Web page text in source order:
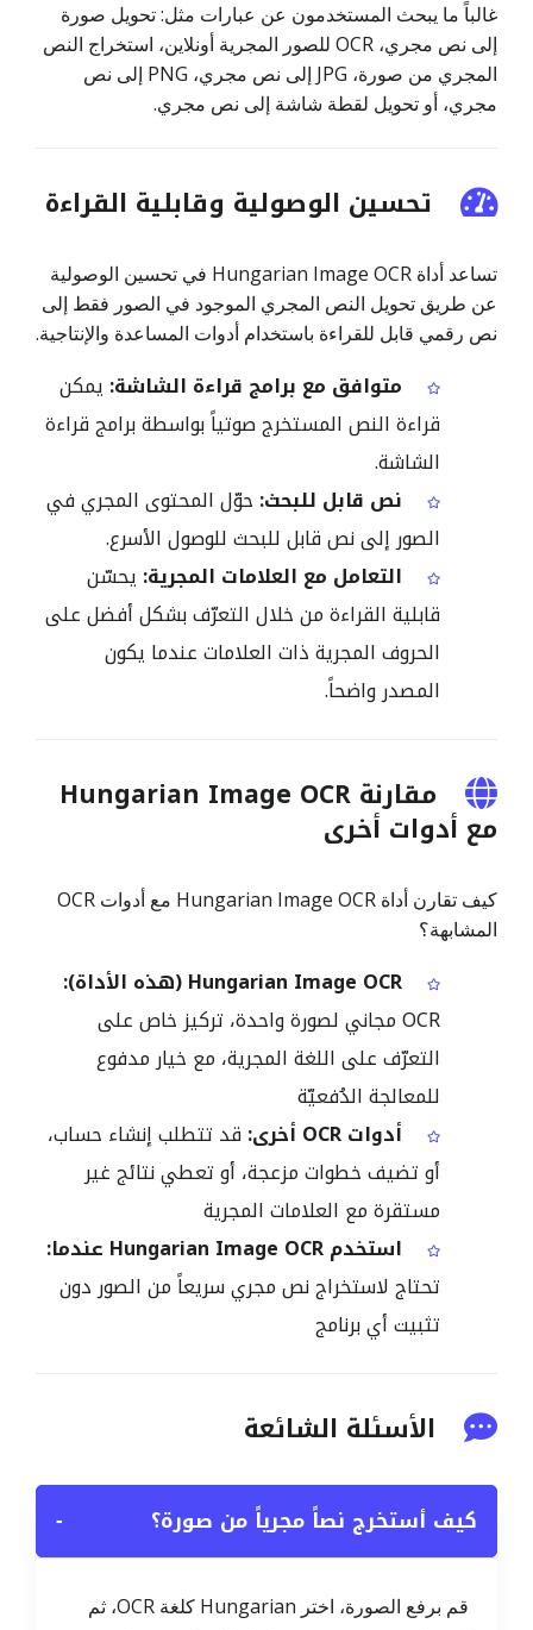
غالباً ما يبحث المستخدمون عن عبارات مثل: تحويل صورة
إلى نص مجري، OCR للصور المجرية أونلاين، استخراج النص
المجري من صورة، JPG إلى نص مجري، PNG إلى نص
مجري، أو تحويل لقطة شاشة إلى نص مجري.
تحسين الوصولية وقابلية القراءة
تساعد أداة Hungarian Image OCR في تحسين الوصولية
عن طريق تحويل النص المجري الموجود في الصور فقط إلى
نص رقمي قابل للقراءة باستخدام أدوات المساعدة والإنتاجية.
متوافق مع برامج قراءة الشاشة: يمكن
قراءة النص المستخرج صوتياً بواسطة برامج قراءة
الشاشة.
نص قابل للبحث: حوّل المحتوى المجري في
الصور إلى نص قابل للبحث للوصول الأسرع.
التعامل مع العلامات المجرية: يحسّن
قابلية القراءة من خلال التعرّف بشكل أفضل على
الحروف المجرية ذات العلامات عندما يكون
المصدر واضحاً.
مقارنة Hungarian Image OCR
مع أدوات أخرى
كيف تقارن أداة Hungarian Image OCR مع أدوات OCR
المشابهة؟
Hungarian Image OCR (هذه الأداة):
OCR مجاني لصورة واحدة، تركيز خاص على
التعرّف على اللغة المجرية، مع خيار مدفوع
للمعالجة الدُفعيّة
أدوات OCR أخرى:
قد تتطلب إنشاء حساب،
أو تضيف خطوات مزعجة، أو تعطي نتائج غير
مستقرة مع العلامات المجرية
استخدم Hungarian Image OCR عندما:
تحتاج لاستخراج نص مجري سريعاً من الصور دون
تثبيت أي برنامج
الأسئلة الشائعة
كيف أستخرج نصاً مجرياً من صورة؟ −
قم برفع الصورة، اختر Hungarian كلغة OCR، ثم